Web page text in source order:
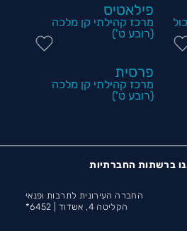
פילאטיס
מרכז קהילתי קן מלכה
(רובע ט')
פרסית
מרכז קהילתי קן מלכה
(רובע ט')
ברשתות החברתיות
החברה העירונית לתרבות ופנאי
הקליטה 4, אשדוד |
6452*